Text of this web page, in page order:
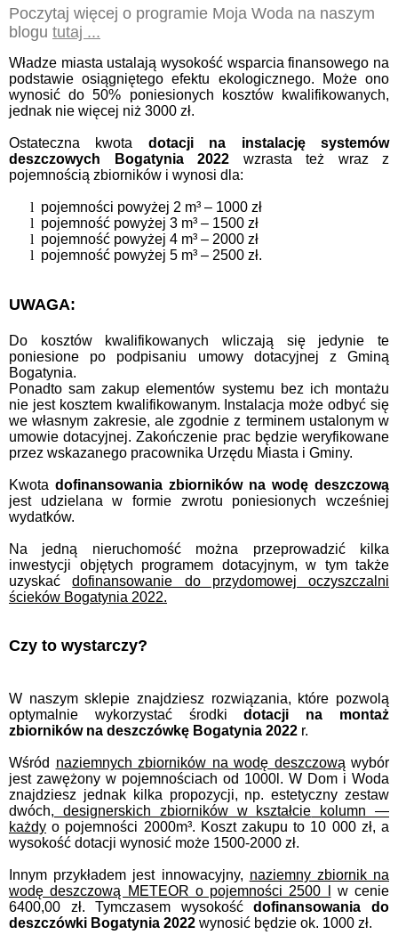
Poczytaj więcej o programie Moja Woda na naszym
blogu tutaj ...
Władze miasta ustalają wysokość wsparcia finansowego na
podstawie osiągniętego efektu ekologicznego. Może ono
wynosić do 50% poniesionych kosztów kwalifikowanych,
jednak nie więcej niż 3000 zł.
Ostateczna kwota dotacji na instalację systemów
deszczowych Bogatynia 2022 wzrasta też wraz z
pojemnością zbiorników i wynosi dla:
l pojemności powyżej 2 m³ – 1000 zł
l pojemność powyżej 3 m³ – 1500 zł
l pojemność powyżej 4 m³ – 2000 zł
l pojemność powyżej 5 m³ – 2500 zł.
UWAGA:
Do kosztów kwalifikowanych wliczają się jedynie te
poniesione po podpisaniu umowy dotacyjnej z Gminą
Bogatynia.
Ponadto sam zakup elementów systemu bez ich montażu
nie jest kosztem kwalifikowanym. Instalacja może odbyć się
we własnym zakresie, ale zgodnie z terminem ustalonym w
umowie dotacyjnej. Zakończenie prac będzie weryfikowane
przez wskazanego pracownika Urzędu Miasta i Gminy.
Kwota dofinansowania zbiorników na wodę deszczową
jest udzielana w formie zwrotu poniesionych wcześniej
wydatków.
Na jedną nieruchomość można przeprowadzić kilka
inwestycji objętych programem dotacyjnym, w tym także
uzyskaćdofinansowanie do przydomowej oczyszczalni
ścieków Bogatynia 2022.
Czy to wystarczy?
W naszym sklepie znajdziesz rozwiązania, które pozwolą
optymalnie wykorzystać środkidotacji na montaż
zbiorników na deszczówkę Bogatynia 2022 r.
Wśród naziemnych zbiorników na wodę deszczową wybór
jest zawężony w pojemnościach od 1000l. W Dom i Woda
znajdziesz jednak kilka propozycji, np. estetyczny zestaw
dwóch, designerskich zbiorników w kształcie kolumn —
każdy o pojemności 2000m³. Koszt zakupu to 10 000 zł, a
wysokość dotacji wynosić może 1500-2000 zł.
Innym przykładem jest innowacyjny, naziemny zbiornik na
wodę deszczową METEOR o pojemności 2500 l
w cenie
6400,00 zł. Tymczasem wysokośćdofinansowania do
deszczówki Bogatynia 2022 wynosić będzie ok. 1000 zł.